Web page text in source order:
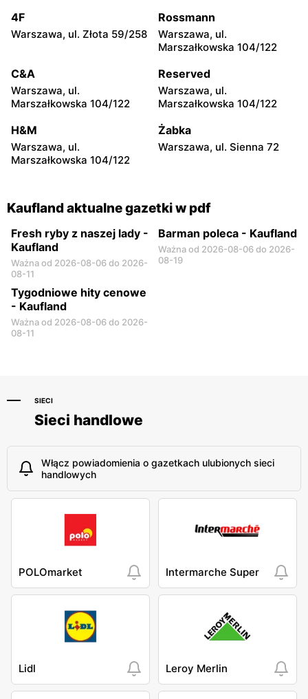
Kozienice, ul. Warszawska
59e
Siedlce, ul. Sokołowska 113
Ostrów Mazowiecka, ul.
Lubiejewska 65
Kaufland
Dęblin, ul. 15 Pułku
Piechoty Wilków 5i
Kaufland
Radom, ul. 25 Czerwca 46
A
Kaufland
Płock, ul. Konstantego
Ildefonsa Gałczyńskiego 11
Kaufland
4F
Warszawa, ul. Złota 59/258
Rossmann
Warszawa, ul.
Marszałkowska 104/122
C&A
Warszawa, ul.
Marszałkowska 104/122
Reserved
Warszawa, ul.
Marszałkowska 104/122
H&M
Warszawa, ul.
Marszałkowska 104/122
Żabka
Warszawa, ul. Sienna 72
Kaufland aktualne gazetki w pdf
Fresh ryby z naszej lady -
Kaufland
Ważna od 2026-08-06 do 2026-
08-11
Barman poleca - Kaufland
Ważna od 2026-08-06 do 2026-
08-19
Tygodniowe hity cenowe
- Kaufland
Ważna od 2026-08-06 do 2026-
08-11
SIECI
Sieci handlowe
Włącz powiadomienia o gazetkach ulubionych sieci
handlowych
POLOmarket Intermarche Super
Lidl Leroy Merlin